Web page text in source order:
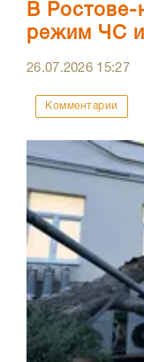
В Ростове-
режим ЧС
26.07.2026 15:27
Комментарии